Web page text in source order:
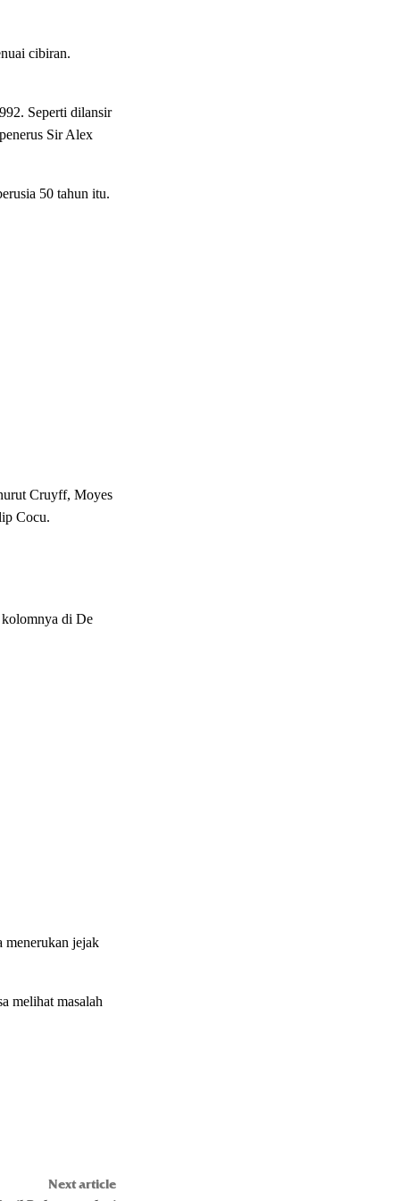
cibiran.
Seperti dilansir
Sir Alex
50 tahun itu.
Cruyff, Moyes
Cocu.
kolomnya di De
menerukan jejak
melihat masalah
Next article